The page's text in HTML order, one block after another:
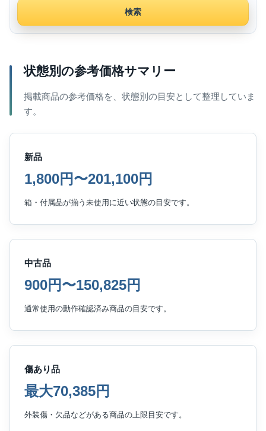
検索
状態別の参考価格サマリー
掲載商品の参考価格を、状態別の目安として整理していま
す。
新品
1,800円〜201,100円
箱・付属品が揃う未使用に近い状態の目安です。
中古品
900円〜150,825円
通常使用の動作確認済み商品の目安です。
傷あり品
最大70,385円
外装傷・欠品などがある商品の上限目安です。